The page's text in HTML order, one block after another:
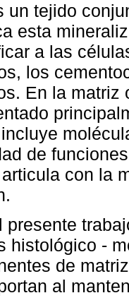
un tejido
esta
a las
los
En la matriz
de
con la
presente
histológico -
de
al